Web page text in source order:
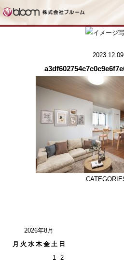
2023.12.09
2026年8月
月 火 水 木 金 土 日
1
2